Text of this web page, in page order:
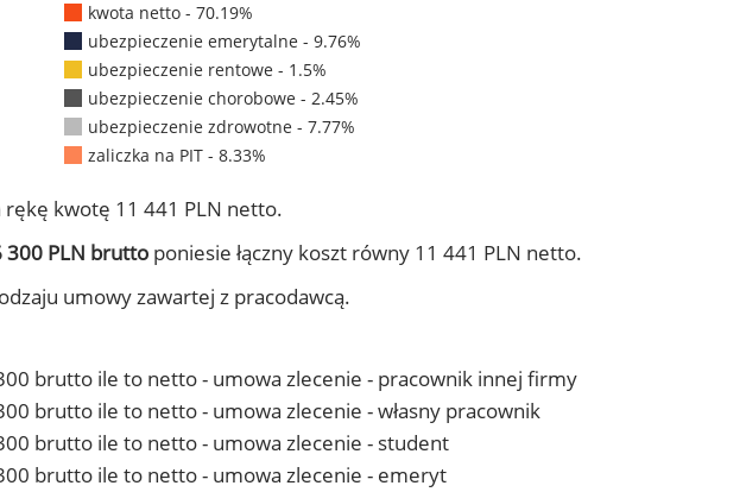
kwota netto - 70.19%
ubezpieczenie emerytalne - 9.76%
ubezpieczenie rentowe - 1.5%
ubezpieczenie chorobowe - 2.45%
ubezpieczenie zdrowotne - 7.77%
zaliczka na PIT - 8.33%
kwotę 11 441 PLN netto.
300 PLN brutto poniesie łączny koszt równy 11 441 PLN netto.
umowy zawartej z pracodawcą.
brutto ile to netto - umowa zlecenie - pracownik innej firmy
brutto ile to netto - umowa zlecenie - własny pracownik
brutto ile to netto - umowa zlecenie - student
brutto ile to netto - umowa zlecenie - emeryt